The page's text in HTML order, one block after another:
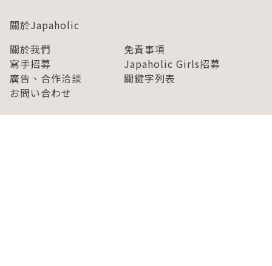
關於Japaholic
關於我們
免責事項
寫手招募
Japaholic Girls招募
廣告、合作洽談
關鍵字列表
お問い合わせ